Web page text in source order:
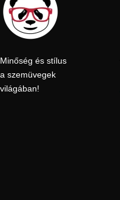
Minőség és stílus
a szemüvegek
világában!